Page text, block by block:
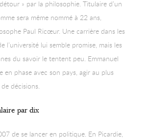
» par la philosophie. Titulaire d’un
sera même nommé à 22 ans,
Paul Ricœur. Une carrière dans les
l’université lui semble promise, mais les
du savoir le tentent peu. Emmanuel
en phase avec son pays, agir au plus
décisions.
par dix
de se lancer en politique. En Picardie,